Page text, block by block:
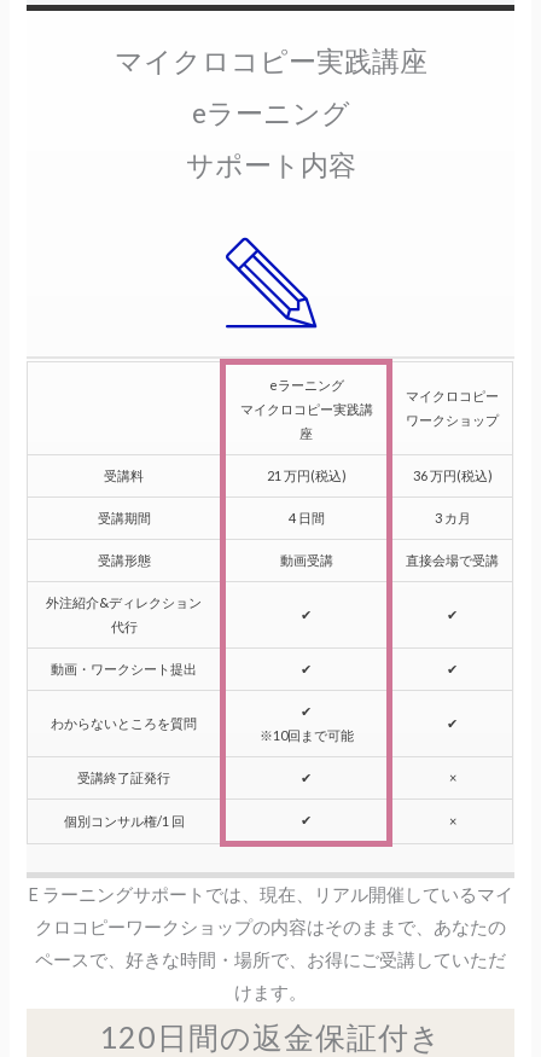
マイクロコピー実践講座
eラーニング
サポート内容
eラーニング
マイクロコピー実践講
座
マイクロコピー
ワークショップ
受講料 21 万円(税込) 36 万円(税込)
受講期間 4 日間 3 カ月
受講形態 動画受講 直接会場で受講
外注紹介&ディレクション
代行
✔︎ ✔︎
動画・ワークシート提出 ✔︎ ✔︎
わからないところを質問
✔︎
※10回まで可能
✔︎
受講終了証発行 ✔︎ ×
個別コンサル権/1 回 ✔︎ ×
E ラーニングサポートでは、現在、リアル開催しているマイ
クロコピーワークショップの内容はそのままで、あなたの
ペースで、好きな時間・場所で、お得にご受講していただ
けます。
120日間の返金保証付き